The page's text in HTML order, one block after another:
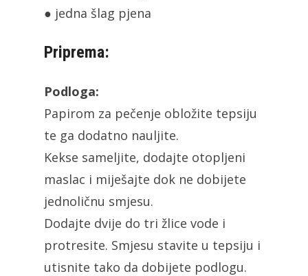
● jedna šlag pjena
Priprema:
Podloga:
Papirom za pečenje obložite tepsiju
te ga dodatno nauljite.
Kekse sameljite, dodajte otopljeni
maslac i miješajte dok ne dobijete
jednoličnu smjesu.
Dodajte dvije do tri žlice vode i
protresite. Smjesu stavite u tepsiju i
utisnite tako da dobijete podlogu.